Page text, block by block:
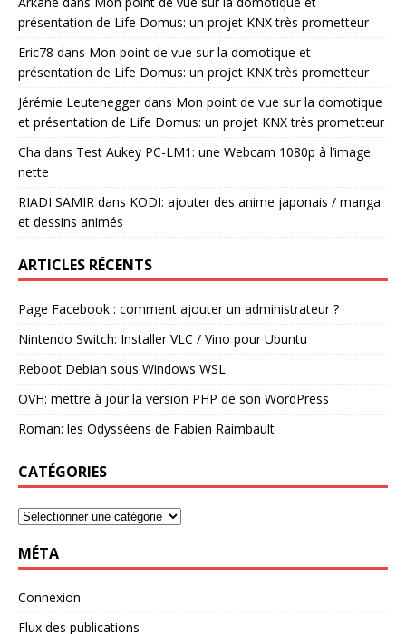
présentation de Life Domus: un projet KNX très prometteur
Eric78 dans Mon point de vue sur la domotique et
présentation de Life Domus: un projet KNX très prometteur
Jérémie Leuteneggerdans Mon point de vue sur la domotique
et présentation de Life Domus: un projet KNX très prometteur
Cha dans Test Aukey PC-LM1: une Webcam 1080p à l’image
nette
RIADI SAMIR dans KODI: ajouter des anime japonais / manga
et dessins animés
ARTICLES RÉCENTS
Page Facebook : comment ajouter un administrateur ?
Nintendo Switch: Installer VLC / Vino pour Ubuntu
Reboot Debian sous Windows WSL
OVH: mettre à jour la version PHP de son WordPress
Roman: les Odysséens de Fabien Raimbault
CATÉGORIES
MÉTA
Connexion
Flux des publications